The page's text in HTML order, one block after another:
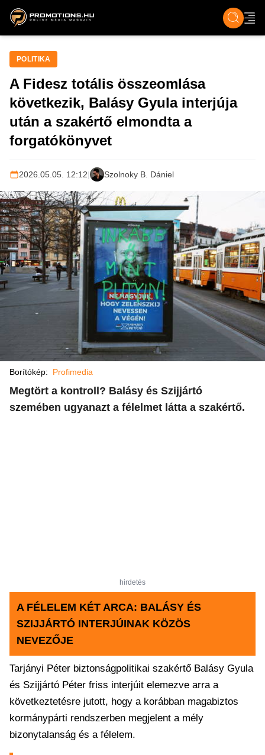
ZENE, FILM & KULT ÉLET TECH &
POLITIKA
A Fidesz totális összeomlása
következik, Balásy Gyula interjúja
után a szakértő elmondta a
forgatókönyvet
2026.05.05. 12:12| Szolnoky B. Dániel
Borítókép: Profimedia
Megtört a kontroll? Balásy és Szijjártó
szemében ugyanazt a félelmet látta a szakértő.
hirdetés
A FÉLELEM KÉT ARCA: BALÁSY ÉS
SZIJJÁRTÓ INTERJÚINAK KÖZÖS
NEVEZŐJE
Tarjányi Péter biztonságpolitikai szakértő Balásy Gyula
és Szijjártó Péter friss interjúit elemezve arra a
következtetésre jutott, hogy a korábban magabiztos
kormánypárti rendszerben megjelent a mély
bizonytalanság és a félelem.